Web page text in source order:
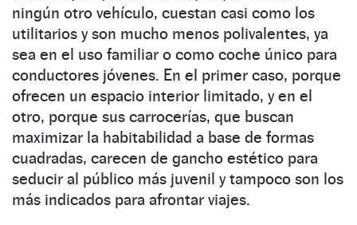
ningún otro vehículo, cuestan casi como los
utilitarios y son mucho menos polivalentes, ya
sea en el uso familiar o como coche único para
conductores jóvenes. En el primer caso, porque
ofrecen un espacio interior limitado, y en el
otro, porque sus carrocerías, que buscan
maximizar la habitabilidad a base de formas
cuadradas, carecen de gancho estético para
seducir al público más juvenil y tampoco son los
más indicados para afrontar viajes.